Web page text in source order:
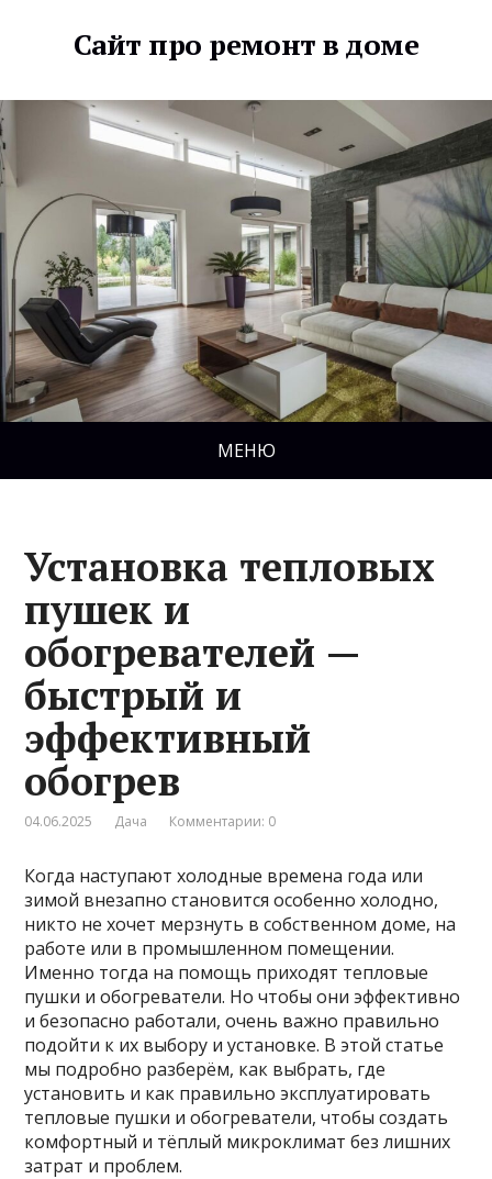
Сайт про ремонт в доме
МЕНЮ
Установка тепловых
пушек и
обогревателей —
быстрый и
эффективный
обогрев
04.06.2025 Дача Комментарии: 0
Когда наступают холодные времена года или
зимой внезапно становится особенно холодно,
никто не хочет мерзнуть в собственном доме, на
работе или в промышленном помещении.
Именно тогда на помощь приходят тепловые
пушки и обогреватели. Но чтобы они эффективно
и безопасно работали, очень важно правильно
подойти к их выбору и установке. В этой статье
мы подробно разберём, как выбрать, где
установить и как правильно эксплуатировать
тепловые пушки и обогреватели, чтобы создать
комфортный и тёплый микроклимат без лишних
затрат и проблем.